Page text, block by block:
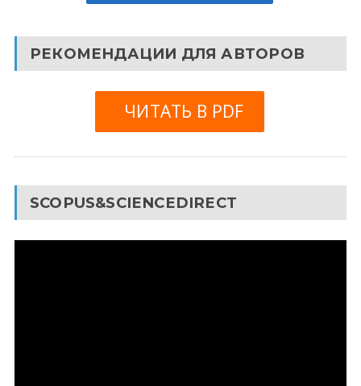
РЕКОМЕНДАЦИИ ДЛЯ АВТОРОВ
ЧИТАТЬ В PDF
SCOPUS&SCIENCEDIRECT